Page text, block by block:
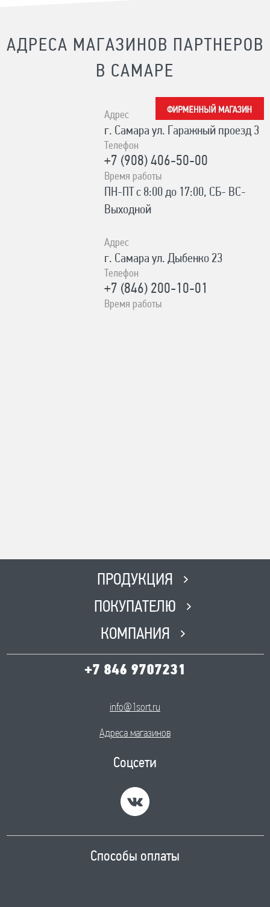
АДРЕСА МАГАЗИНОВ ПАРТНЕРОВ
В САМАРЕ
Адрес
г. Самара ул. Гаражный проезд 3
Телефон
+7 (908) 406-50-00
Время работы
ПН-ПТ с 8:00 до 17:00, СБ- ВС-
Выходной
Адрес
г. Самара ул. Дыбенко 23
Телефон
+7 (846) 200-10-01
Время работы
Время работы
ПН-ПТ с 8:00 до 17:00, СБ с 8:00
ПРОДУКЦИЯ
ПОКУПАТЕЛЮ
КОМПАНИЯ
+7 846 9707231
info@1sort.ru
Адреса магазинов
Соцсети
Способы оплаты